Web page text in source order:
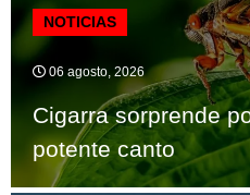
NOTICIAS
06 agosto, 2026
Cigarra sorprende
potente canto